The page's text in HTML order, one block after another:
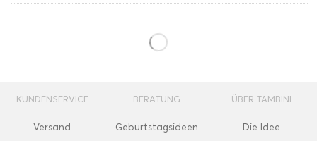
KUNDENSERVICE
Versand
BERATUNG
Geburtstagsideen
ÜBER TAMBINI
Die Idee